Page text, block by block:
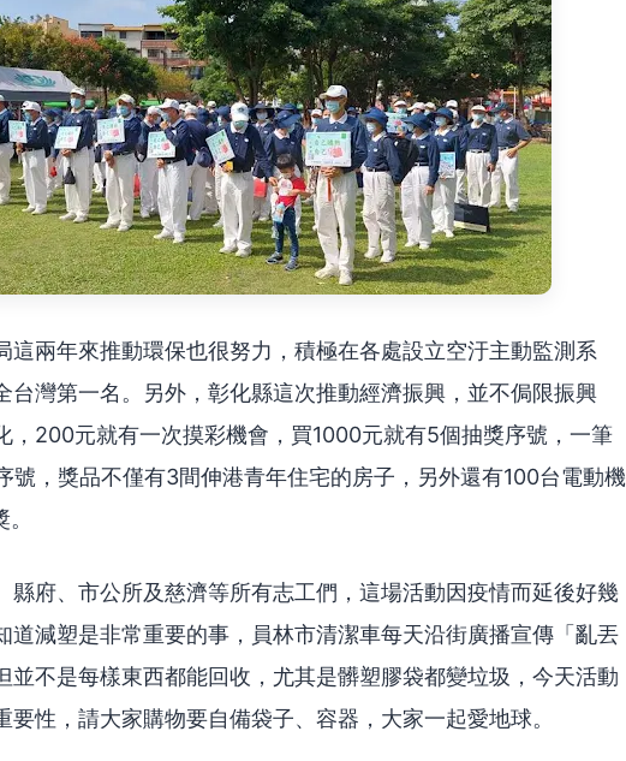
這兩年來推動環保也很努力，積極在各處設立空汙主動監測系
台灣第一名。另外，彰化縣這次推動經濟振興，並不侷限振興
，200元就有一次摸彩機會，買1000元就有5個抽獎序號，一筆
號，獎品不僅有3間伸港青年住宅的房子，另外還有100台電動機
縣府、市公所及慈濟等所有志工們，這場活動因疫情而延後好幾
道減塑是非常重要的事，員林市清潔車每天沿街廣播宣傳「亂丟
並不是每樣東西都能回收，尤其是髒塑膠袋都變垃圾，今天活動
性，請大家購物要自備袋子、容器，大家一起愛地球。